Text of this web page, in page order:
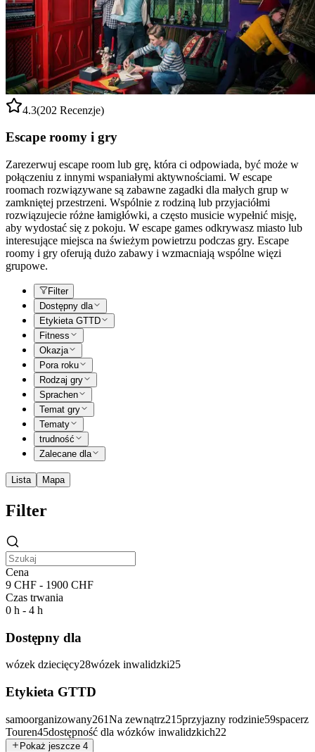
4.3(202 Recenzje)
Escape roomy i gry
Zarezerwuj escape room lub grę, która ci odpowiada, być może w
połączeniu z innymi wspaniałymi aktywnościami. W escape
roomach rozwiązywane są zabawne zagadki dla małych grup w
zamkniętej przestrzeni. Wspólnie z rodziną lub przyjaciółmi
rozwiązujecie różne łamigłówki, a często musicie wypełnić misję,
aby wydostać się z pokoju. W escape games odkrywasz miasto lub
interesujące miejsca na świeżym powietrzu podczas gry. Escape
roomy i gry oferują dużo zabawy i wzmacniają wspólne więzi
grupowe.
Filter
Dostępny dla
Etykieta GTTD
Fitness
Okazja
Pora roku
Rodzaj gry
Sprachen
Temat gry
Tematy
trudność
Zalecane dla
Lista Mapa
Filter
Cena
9 CHF - 1900 CHF
Czas trwania
0 h - 4 h
Dostępny dla
wózek dziecięcy28wózek inwalidzki25
Etykieta GTTD
samoorganizowany261Na zewnątrz215przyjazny rodzinie59spacerz
Touren45dostępność dla wózków inwalidzkich22
Pokaż jeszcze 4